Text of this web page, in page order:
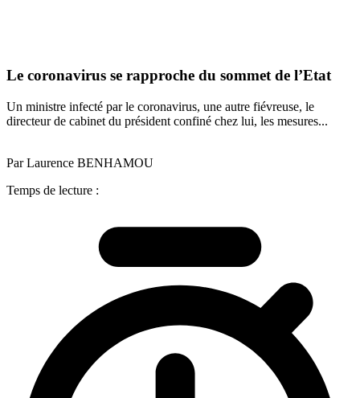
Le coronavirus se rapproche du sommet de l’Etat
Un ministre infecté par le coronavirus, une autre fiévreuse, le
directeur de cabinet du président confiné chez lui, les mesures...
Par Laurence BENHAMOU
Temps de lecture :